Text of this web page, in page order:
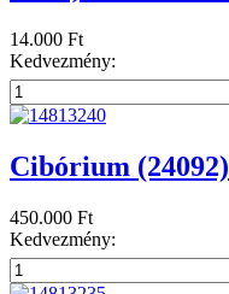
14.000 Ft
Kedvezmény:
Cibórium (24092)
450.000 Ft
Kedvezmény: